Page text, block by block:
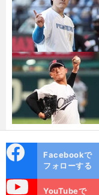
ok
Facebookで
フォローする
YouTubeで